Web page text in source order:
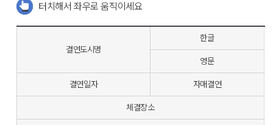
터치해서 좌우로 움직이세요
결연도시명
한글
영문
결연일자 자매결연
체결장소